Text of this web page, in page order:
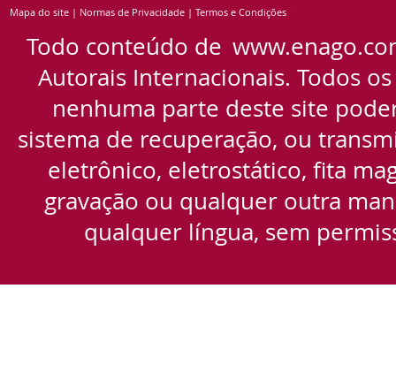
Mapa do site | Normas de Privacidade | Termos e Condições
Todo conteúdo de
Autorais Internacionais. Todos
nenhuma parte deste site
sistema de recuperação, ou
eletrônico, eletrostático, fita
gravação ou qualquer outra
qualquer língua, sem